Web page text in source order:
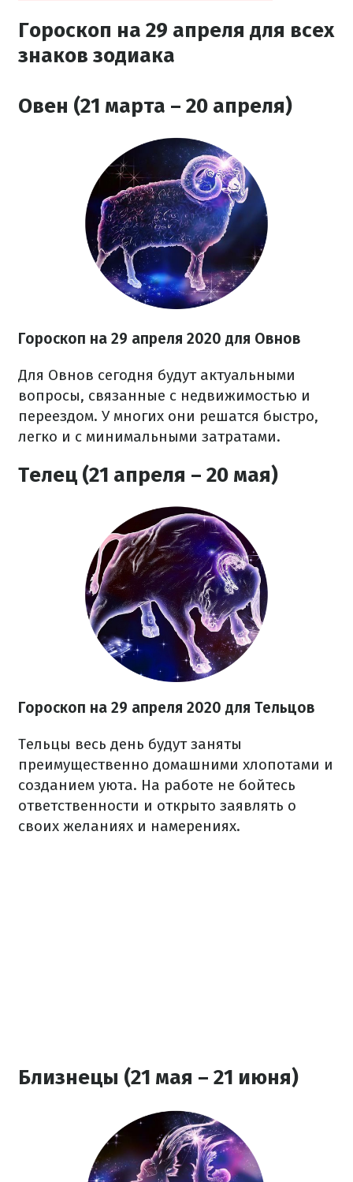
Гороскоп на 29 апреля для всех
знаков зодиака
Овен (21 марта – 20 апреля)
Гороскоп на 29 апреля 2020 для Овнов
Для Овнов сегодня будут актуальными
вопросы, связанные с недвижимостью и
переездом. У многих они решатся быстро,
легко и с минимальными затратами.
Телец (21 апреля – 20 мая)
Гороскоп на 29 апреля 2020 для Тельцов
Тельцы весь день будут заняты
преимущественно домашними хлопотами и
созданием уюта. На работе не бойтесь
ответственности и открыто заявлять о
своих желаниях и намерениях.
Близнецы (21 мая – 21 июня)